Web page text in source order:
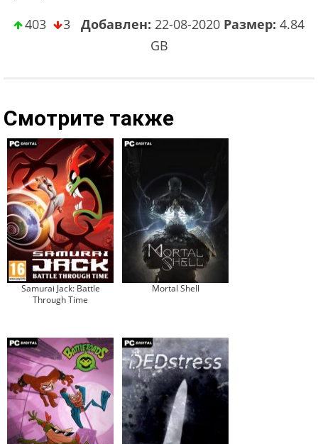
403 3 Добавлен: 22-08-2020 Размер: 4.84
GB
Смотрите также
Samurai Jack: Battle
Through Time
Mortal Shell